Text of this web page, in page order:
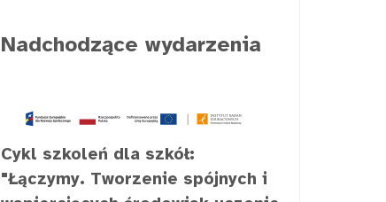
Nadchodzące wydarzenia
Cykl szkoleń dla szkół:
"Łączymy. Tworzenie spójnych i